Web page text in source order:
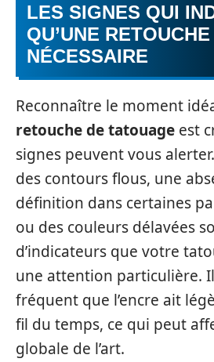
LES SIGNES QUI
QU’UNE
NÉCESSAIRE
Reconnaître le moment
retouche de tatouage est
signes peuvent vous
des contours flous, une
définition dans certaines
ou des couleurs délavées
d’indicateurs que votre
une attention particulière.
fréquent que l’encre ait
fil du temps, ce qui peut
globale de l’art.